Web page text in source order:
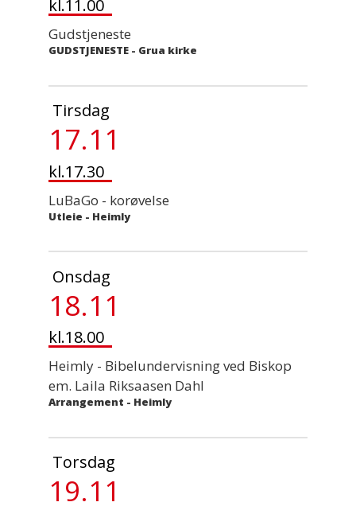
kl.11.00
Gudstjeneste
GUDSTJENESTE - Grua kirke
Tirsdag
17.11
kl.17.30
LuBaGo - korøvelse
Utleie - Heimly
Onsdag
18.11
kl.18.00
Heimly - Bibelundervisning ved Biskop
em. Laila Riksaasen Dahl
Arrangement - Heimly
Torsdag
19.11